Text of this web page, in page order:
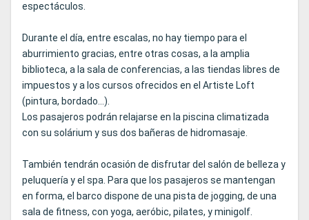
espectáculos.
Durante el día, entre escalas, no hay tiempo para el
aburrimiento gracias, entre otras cosas, a la amplia
biblioteca, a la sala de conferencias, a las tiendas libres de
impuestos y a los cursos ofrecidos en el Artiste Loft
(pintura, bordado...).
Los pasajeros podrán relajarse en la piscina climatizada
con su solárium y sus dos bañeras de hidromasaje.
También tendrán ocasión de disfrutar del salón de belleza y
peluquería y el spa. Para que los pasajeros se mantengan
en forma, el barco dispone de una pista de jogging, de una
sala de fitness, con yoga, aeróbic, pilates, y minigolf.